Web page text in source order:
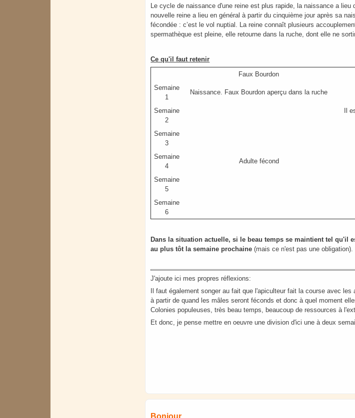
Le cycle de naissance d'une reine est plus rapide, la naissance a
nouvelle reine a lieu en général à partir du cinquième jour après sa
fécondée : c’est le vol nuptial. La reine connaît plusieurs
spermathèque est pleine, elle retourne dans la ruche, dont elle ne
Ce qu'il faut retenir
Faux Bourdon
Semaine
1
Naissance. Faux Bourdon aperçu dans la ruche
Semaine
2
Il
Semaine
3
Semaine
4
Adulte fécond
Semaine
5
Semaine
6
Dans la situation actuelle, si le beau temps se maintient tel qu'il
au plus tôt la semaine prochaine (mais ce n'est pas une obligation).
J'ajoute ici mes propres réflexions:
Il faut également songer au fait que l'apiculteur fait la course avec
à partir de quand les mâles seront féconds et donc à quel moment
Colonies populeuses, très beau temps, beaucoup de ressources à
Et donc, je pense mettre en oeuvre une division d'ici une à deux
Bonjour